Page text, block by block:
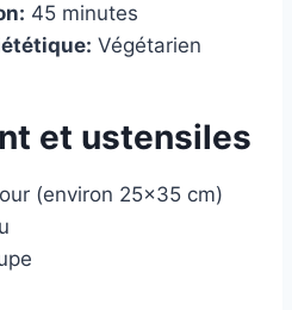
45 minutes
Végétarien
et ustensiles
(environ 25×35 cm)